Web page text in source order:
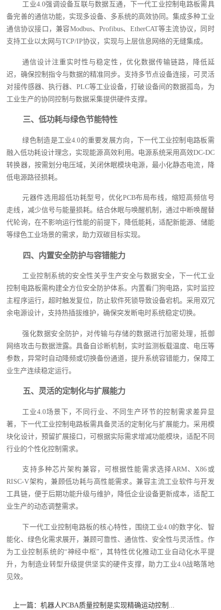
工业4.0强调设备互联与数据互通，下一代工业控制电路板需具
备完善的通信功能，实现多设备、多系统的高效协同。集成多种工业
通信协议接口，兼容Modbus、Profibus、EtherCAT等主流协议，同时
支持工业以太网与TCP/IP协议，实现与上层信息网络的无缝集成。
通信设计注重实时性与稳定性，优化数据传输链路，降低延
迟，确保控制指令与数据的精准同步。支持多节点设备连接，可灵活
对接传感器、执行器、PLC等工业设备，打破设备间的数据孤岛，为
工业生产的协同控制与数据采集提供硬件支撑。
三、低功耗与绿色节能特性
绿色制造是工业4.0的重要发展方向，下一代工业控制电路板需
融入低功耗设计理念，实现能源高效利用。电源系统采用高效DC-DC
转换器，按需划分电压域，关闭休眠模块电源，最小化静态电流，降
低电源路径损耗。
元器件选用超低功耗型号，优化PCB布局布线，缩短高频信号
走线，减少信号与能量损耗。结合休眠与唤醒机制，通过中断唤醒替
代轮询，在不影响运行性能的前提下，降低能耗，适配新能源、储能
等绿色工业场景的需求，助力双碳目标实现。
四、内置安全防护与容错能力
工业控制系统的安全性关乎生产安全与数据安全，下一代工业
控制电路板需构建全方位安全防护体系。内置看门狗电路，实时监控
主程序运行，超时触发复位，防止软件死锁导致设备宕机。采用双冗
余电源设计，支持热插拔维护，确保突发断电时系统稳定切换。
强化数据安全防护，对传输与存储的数据进行加密处理，抵御
网络攻击与数据泄露。具备自诊断机制，实时监测板载温度、电压等
参数，异常时自动降频或切换备份通道，提升系统容错能力，保障工
业生产连续稳定运行。
五、灵活的定制化与扩展能力
工业4.0场景下，不同行业、不同生产环节的控制需求差异显
著，下一代工业控制电路板需具备灵活的定制化与扩展能力。采用模
块化设计，预留扩展接口，可根据实际需求增减功能模块，适配不同
行业的个性化控制需求。
支持多种芯片架构兼容，可根据性能需求选择ARM、X86或
RISC-V架构，兼顾低功耗与高性能需求。兼容主流工业软件与开发
工具链，便于后期功能升级与维护，降低企业设备更新成本，适配工
业生产的动态调整需求。
下一代工业控制电路板的核心特性，围绕工业4.0的数字化、智
能化、绿色化需求展开，兼顾可靠性、通信性、安全性与灵活性。作
为工业控制系统的“神经中枢”，其特性优化推动工业自动化水平提
升，为制造业转型升级提供坚实的硬件支撑，助力工业4.0战略落地
见效。
上一篇：机器人PCBA质量控制是实现精确运动控制...